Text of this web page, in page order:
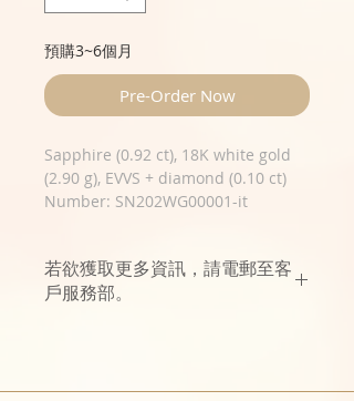
預購3~6個月
Pre-Order Now
Sapphire (0.92 ct), 18K white gold
(2.90 g), EVVS + diamond (0.10 ct)
Number: SN202WG00001-it
若欲獲取更多資訊，請電郵至客
戶服務部。